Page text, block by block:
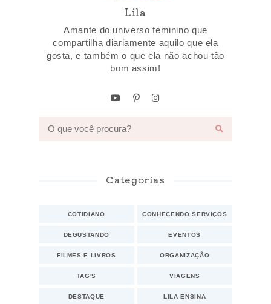
Lila
Amante do universo feminino que
compartilha diariamente aquilo que ela
gosta, e também o que ela não achou tão
bom assim!
Categorias
COTIDIANO CONHECENDO SERVIÇOS
DEGUSTANDO EVENTOS
FILMES E LIVROS ORGANIZAÇÃO
TAG'S VIAGENS
DESTAQUE LILA ENSINA